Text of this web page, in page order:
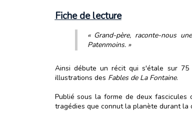
Fiche de lecture
« Grand-père, raconte-nous
Patenmoins. »
Ainsi débute un récit qui s'étale sur 75
illustrations des Fables de La Fontaine.
Publié sous la forme de deux
tragédies que connut la planète durant la